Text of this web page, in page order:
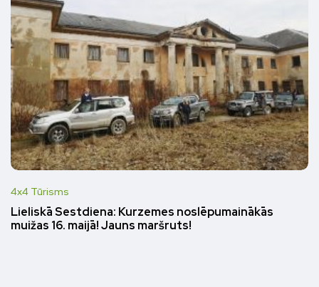
4x4 Tūrisms
Lieliskā Sestdiena: Kurzemes noslēpumainākās
muižas 16. maijā! Jauns maršruts!